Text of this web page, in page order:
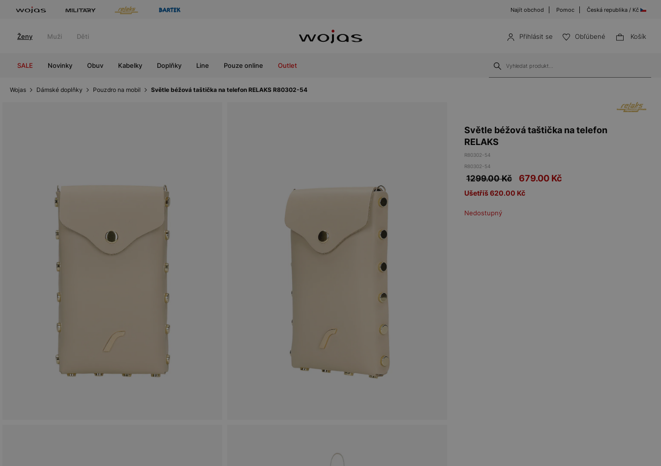
Najít obchod Pomoc Česká republika / Kč
Ženy Muži Děti Přihlásit se Obľúbené Košík
SALE Novinky Obuv Kabelky Doplňky Line Pouze online Outlet
Wojas Dámské doplňky Pouzdro na mobil Světle béžová taštička na telefon RELAKS R80302-54
Světle béžová taštička na telefon
RELAKS
R80302-54
R80302-54
1299.00 Kč 679.00 Kč
Ušetříš 620.00 Kč
Nedostupný